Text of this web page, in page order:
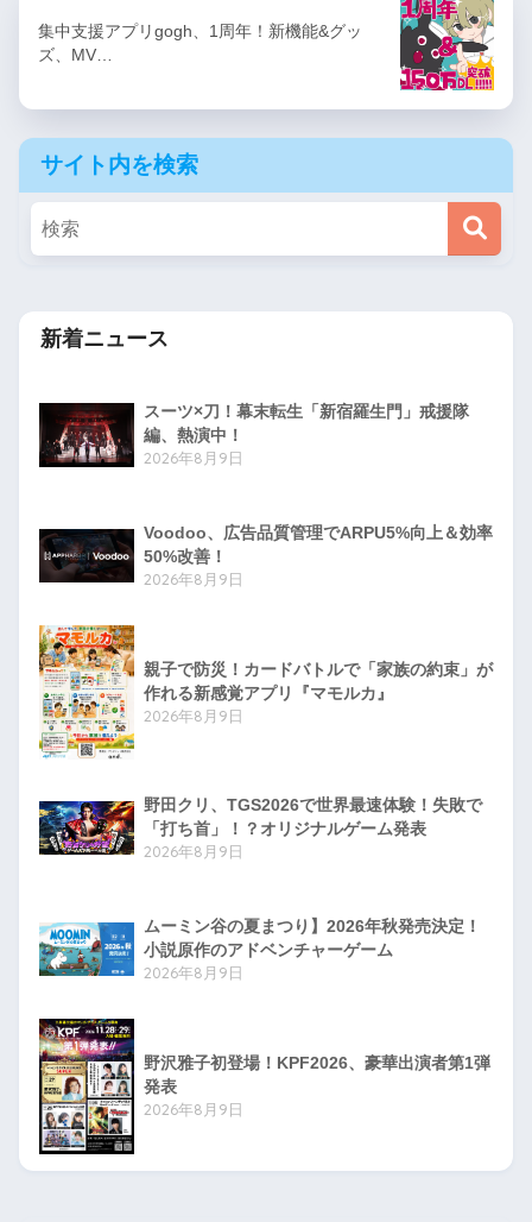
集中支援アプリgogh、1周年！新機能&グッ
ズ、MV…
サイト内を検索
新着ニュース
スーツ×刀！幕末転生「新宿羅生門」戒援隊
編、熱演中！
2026年8月9日
Voodoo、広告品質管理でARPU5%向上＆効率
50%改善！
2026年8月9日
親子で防災！カードバトルで「家族の約束」が
作れる新感覚アプリ『マモルカ』
2026年8月9日
野田クリ、TGS2026で世界最速体験！失敗で
「打ち首」！？オリジナルゲーム発表
2026年8月9日
ムーミン谷の夏まつり】2026年秋発売決定！
小説原作のアドベンチャーゲーム
2026年8月9日
野沢雅子初登場！KPF2026、豪華出演者第1弾
発表
2026年8月9日